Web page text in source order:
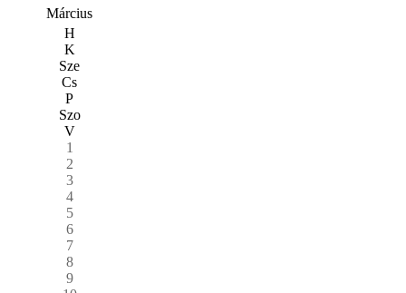
Március
H
K
Sze
Cs
P
Szo
V
1
2
3
4
5
6
7
8
9